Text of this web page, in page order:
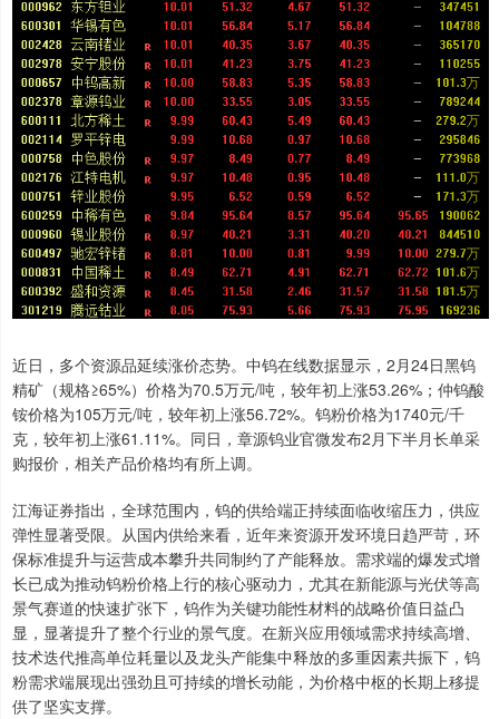
近日，多个资源品延续涨价态势。中钨在线数据显示，2月24日黑钨
精矿（规格≥65%）价格为70.5万元/吨，较年初上涨53.26%；仲钨酸
铵价格为105万元/吨，较年初上涨56.72%。钨粉价格为1740元/千
克，较年初上涨61.11%。同日，章源钨业官微发布2月下半月长单采
购报价，相关产品价格均有所上调。
江海证券指出，全球范围内，钨的供给端正持续面临收缩压力，供应
弹性显著受限。从国内供给来看，近年来资源开发环境日趋严苛，环
保标准提升与运营成本攀升共同制约了产能释放。需求端的爆发式增
长已成为推动钨粉价格上行的核心驱动力，尤其在新能源与光伏等高
景气赛道的快速扩张下，钨作为关键功能性材料的战略价值日益凸
显，显著提升了整个行业的景气度。在新兴应用领域需求持续高增、
技术迭代推高单位耗量以及龙头产能集中释放的多重因素共振下，钨
粉需求端展现出强劲且可持续的增长动能，为价格中枢的长期上移提
供了坚实支撑。